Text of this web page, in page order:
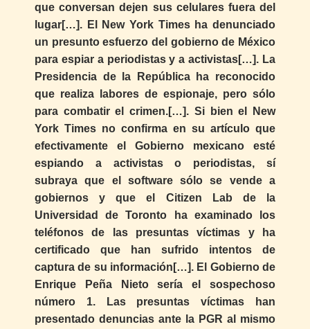
que conversan dejen sus celulares fuera del
lugar[…]. El New York Times ha denunciado
un presunto esfuerzo del gobierno de México
para espiar a periodistas y a activistas[…]. La
Presidencia de la República ha reconocido
que realiza labores de espionaje, pero sólo
para combatir el crimen.[…]. Si bien el New
York Times no confirma en su artículo que
efectivamente el Gobierno mexicano esté
espiando a activistas o periodistas, sí
subraya que el software sólo se vende a
gobiernos y que el Citizen Lab de la
Universidad de Toronto ha examinado los
teléfonos de las presuntas víctimas y ha
certificado que han sufrido intentos de
captura de su información[…]. El Gobierno de
Enrique Peña Nieto sería el sospechoso
número 1. Las presuntas víctimas han
presentado denuncias ante la PGR al mismo